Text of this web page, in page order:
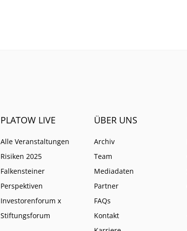
PLATOW LIVE
Alle Veranstaltungen
Risiken 2025
Falkensteiner
Perspektiven
Investorenforum x
Stiftungsforum
ÜBER UNS
Archiv
Team
Mediadaten
Partner
FAQs
Kontakt